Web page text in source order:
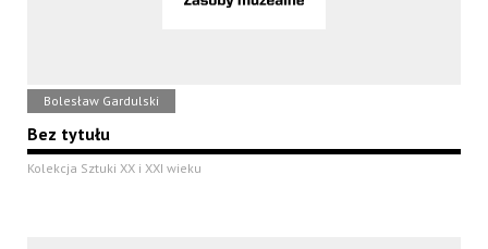
Bolesław Gardulski
Bez tytułu
Kolekcja Sztuki XX i XXI wieku